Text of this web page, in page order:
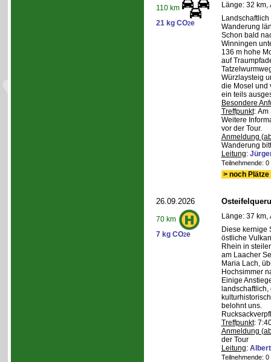
110 km
21 kg CO2e
Länge: 32 km,
Wanderung
Schon bald
Winningen
136 m hohe
auf
Würzlaysteig
die Mosel und
ein teils
Besondere
Treffpunkt: Am
Weitere
vor der Tour.
Anmeldung
Wanderung
Leitung:
Teilnehmende:
> noch
26.09.2026
70 km
7 kg CO2e
Länge: 37 km,
Diese kernige
östliche
Rhein in
am Laacher
Maria Lach,
Hochsimmer
Einige
belohnt uns.
Treffpunkt:
Anmeldung
der Tour
Leitung:
Teilnehmende: